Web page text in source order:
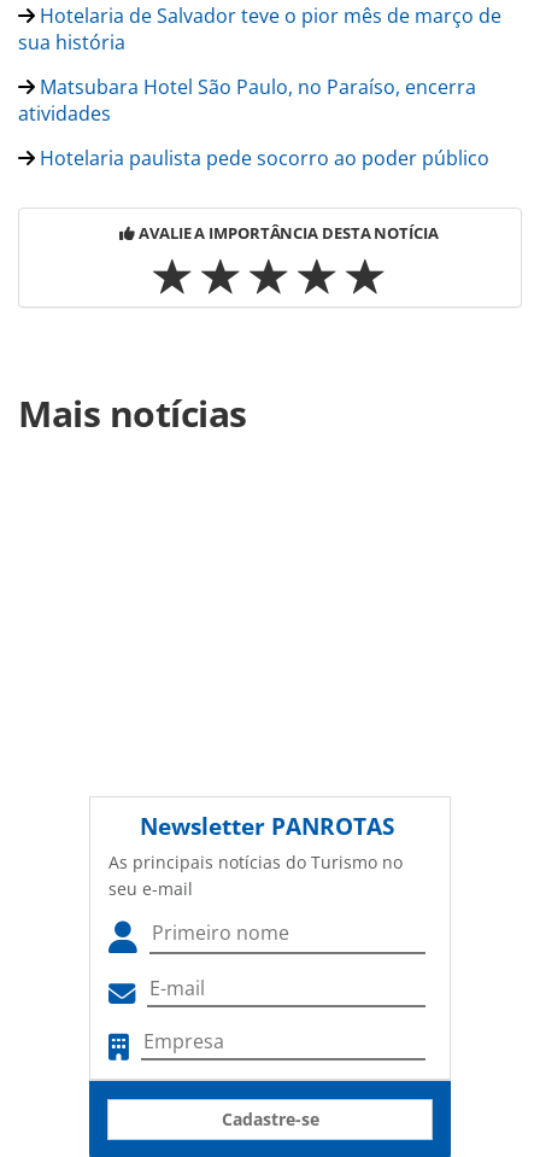
Hotelaria de Salvador teve o pior mês de março de
sua história
Matsubara Hotel São Paulo, no Paraíso, encerra
atividades
Hotelaria paulista pede socorro ao poder público
AVALIE A IMPORTÂNCIA DESTA NOTÍCIA
https://www.panrotas.com.br/destinos/parques-
tematicos/2021/04/thermas-water-park-sp-investe-r-20-mi-
Mais notícias
Newsletter PANROTAS
As principais notícias do Turismo no
seu e-mail
Cadastre-se